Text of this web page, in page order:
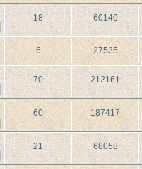
18 60140
6 27535
70 212161
60 187417
21 68058